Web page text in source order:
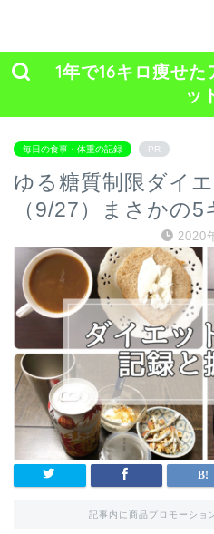
1年で16キロ痩せ
ッ
毎日の食事・体重の記録 PR
ゆる糖質制限ダイ
（9/27）まさかの5
2020
記事内に商品プロモーショ